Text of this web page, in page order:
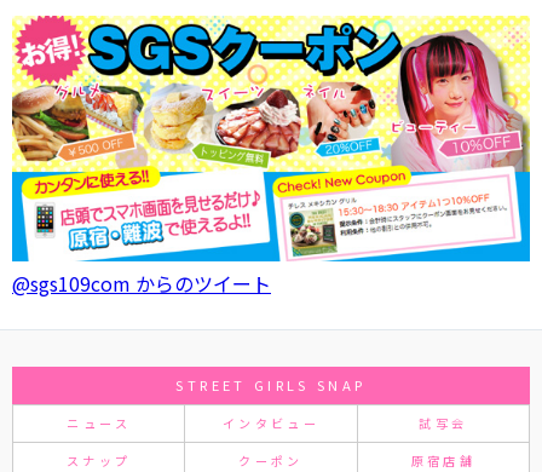
@sgs109com からのツイート
STREET GIRLS SNAP
ニュース インタビュー 試写会
スナップ クーポン 原宿店舗